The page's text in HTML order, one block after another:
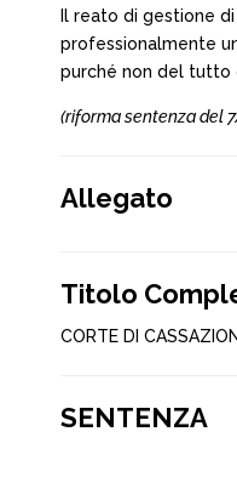
Il reato di gestione
professionalmente
purché non del tutto
(riforma sentenza del 7/
Allegato
Titolo
CORTE DI
SENTENZA